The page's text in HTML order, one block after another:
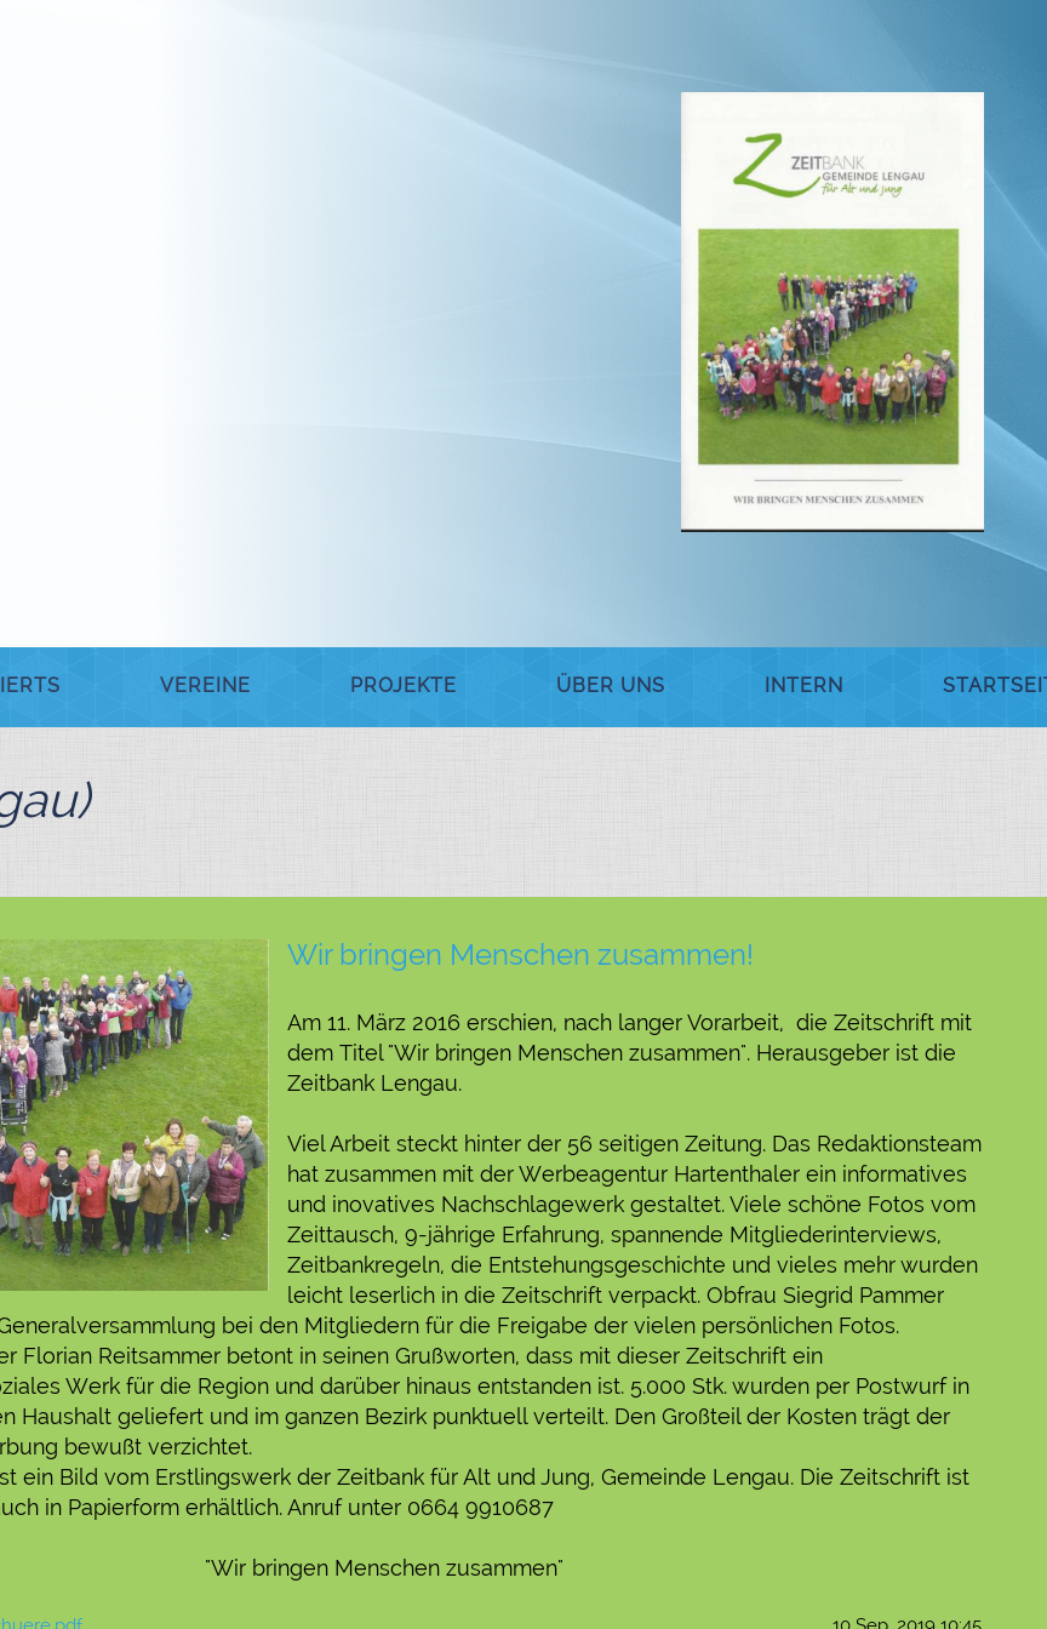
VEREINE PROJEKTE ÜBER UNS INTERN
Wir bringen Menschen zusammen!
Am 11. März 2016 erschien, nach langer Vorarbeit, die Zeitschrift mit
dem Titel "Wir bringen Menschen zusammen". Herausgeber ist die
Zeitbank Lengau.
Viel Arbeit steckt hinter der 56 seitigen Zeitung. Das Redaktionsteam
hat zusammen mit der Werbeagentur Hartenthaler ein informatives
und inovatives Nachschlagewerk gestaltet. Viele schöne Fotos vom
Zeittausch, 9-jährige Erfahrung, spannende Mitgliederinterviews,
Zeitbankregeln, die Entstehungsgeschichte und vieles mehr wurden
leicht leserlich in die Zeitschrift verpackt. Obfrau Siegrid Pammer
bei den Mitgliedern für die Freigabe der vielen persönlichen Fotos.
Florian Reitsammer betont in seinen Grußworten, dass mit dieser Zeitschrift ein
Werk für die Region und darüber hinaus entstanden ist. 5.000 Stk. wurden per Postwurf in
Haushalt geliefert und im ganzen Bezirk punktuell verteilt. Den Großteil der Kosten trägt der
bewußt verzichtet.
ein Bild vom Erstlingswerk der Zeitbank für Alt und Jung, Gemeinde Lengau. Die Zeitschrift ist
in Papierform erhältlich. Anruf unter 0664 9910687
"Wir bringen Menschen zusammen"